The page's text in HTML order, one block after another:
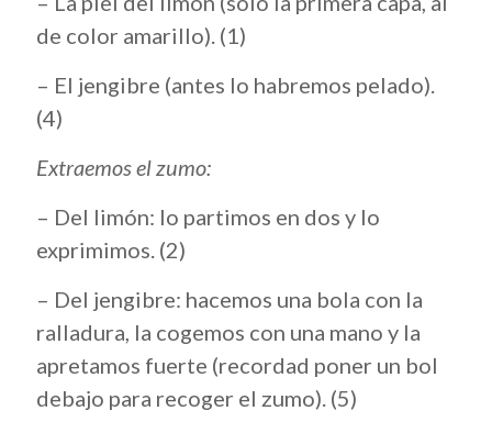
de color amarillo). (1)
– El jengibre (antes lo habremos pelado).
(4)
Extraemos el zumo:
– Del limón: lo partimos en dos y lo
exprimimos. (2)
– Del jengibre: hacemos una bola con la
ralladura, la cogemos con una mano y la
apretamos fuerte (recordad poner un bol
debajo para recoger el zumo). (5)